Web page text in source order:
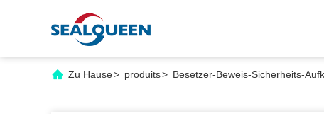
Zu Hause> produits> Besetzer-Beweis-Sicherheits-